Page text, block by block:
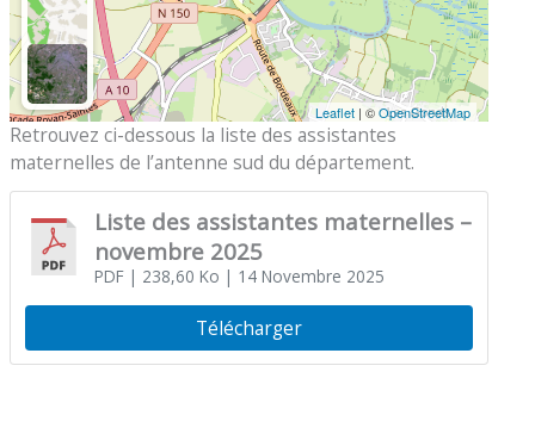
Leaflet| ©OpenStreetMap
Retrouvez ci-dessous la liste des assistantes
maternelles de l’antenne sud du département.
Liste des assistantes maternelles –
novembre 2025
PDF| 238,60 Ko | 14 Novembre 2025
Télécharger